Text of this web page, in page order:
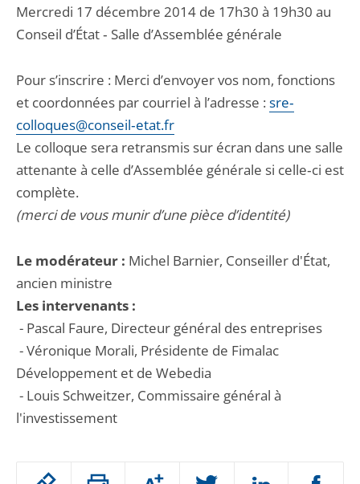
Passer
Mercredi 17 décembre 2014 de 17h30 à 19h30 au
Conseil d’État ‐ Salle d’Assemblée générale
Pour s’inscrire : Merci d’envoyer vos nom, fonctions
et coordonnées par courriel à l’adresse : sre‐
colloques@conseil‐etat.fr
Le colloque sera retransmis sur écran dans une salle
attenante à celle d’Assemblée générale si celle‐ci est
complète.
(merci de vous munir d’une pièce d’identité)
Le modérateur : Michel Barnier, Conseiller d'État,
ancien ministre
Les intervenants :
- Pascal Faure, Directeur général des entreprises
- Véronique Morali, Présidente de Fimalac
Développement et de Webedia
- Louis Schweitzer, Commissaire général à
l'investissement